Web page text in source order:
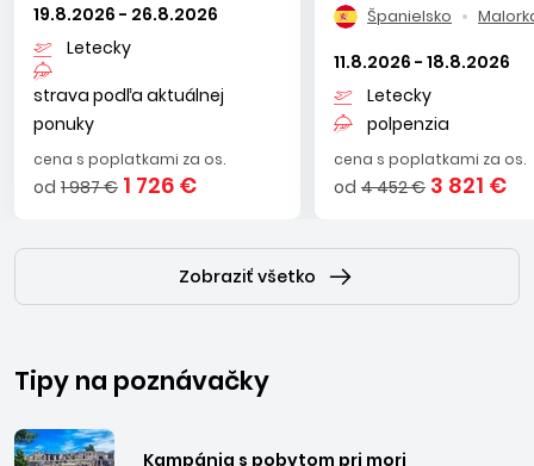
19.8.2026 - 26.8.2026
Letecky
strava podľa aktuálnej
ponuky
cena s poplatkami za os.
od 1 987 € 1 726 €
Španielsko
11.8.2026 - 18.8.2026
Letecky
polpenzia
cena s poplatkami za os.
od 4 452 € 3 821 €
Zobraziť všetko
Tipy na poznávačky
Kampánia s pobytom pri mori